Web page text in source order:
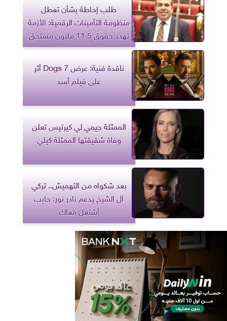
طلب إحاطة بشأن تعطل
منظومة التأمينات الرقمية: الأزمة
تهدد حقوق 11.5 مليون مستحق
ناقدة فنية: عرض 7 Dogs أثر
على فيلم أسد
الممثلة جيمي لي كيرتيس تعلن
وفاة شقيقتها الممثلة كيلي
بعد شكواه من التهميش.. تركي
آل الشيخ يدعم نادر نور: حابب
أشتغل معاك